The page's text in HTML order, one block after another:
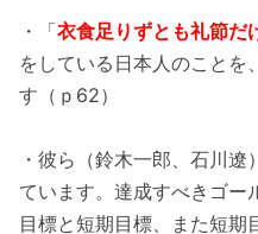
・「衣食足りずとも礼節だ
をしている日本人のことを
す（ｐ62）
・彼ら（鈴木一郎、石川
ています。達成すべきゴー
目標と短期目標、また短期